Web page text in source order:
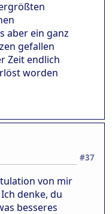
aber ein ganz
gefallen
Zeit endlich
worden
#37
von mir
denke, du
besseres